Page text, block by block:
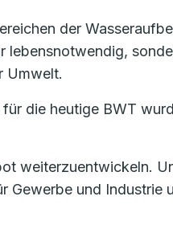
der
Umwelt.
die heutige BWT
weiterzuentwickeln.
Gewerbe und Industrie